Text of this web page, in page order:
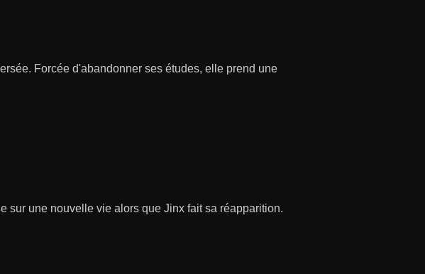
Forcée d'abandonner ses études, elle prend une
sur une nouvelle vie alors que Jinx fait sa réapparition.